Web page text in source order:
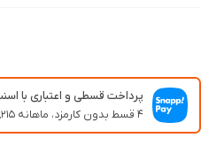
پرداخت قسطی و اعتباری با
۴ قسط بدون کارمزد، ماهانه ۵٬۰۱۱٬۲۱۵ تومان